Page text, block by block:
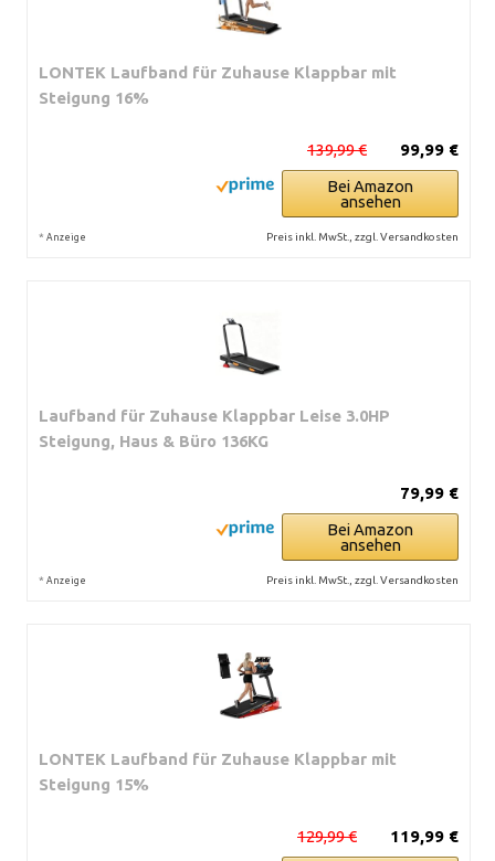
LONTEK Laufband für Zuhause Klappbar mit
Steigung 16%
99,99 €
139,99 €
Bei Amazon
ansehen
* Anzeige Preis inkl. MwSt., zzgl. Versandkosten
Laufband für Zuhause Klappbar Leise 3.0HP
Steigung, Haus & Büro 136KG
79,99 €
Bei Amazon
ansehen
* Anzeige Preis inkl. MwSt., zzgl. Versandkosten
LONTEK Laufband für Zuhause Klappbar mit
Steigung 15%
119,99 €
129,99 €